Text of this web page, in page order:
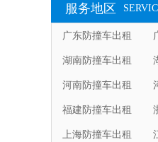
服务地区
广东防撞车出租
湖南防撞车出租
河南防撞车出租
福建防撞车出租
上海防撞车出租